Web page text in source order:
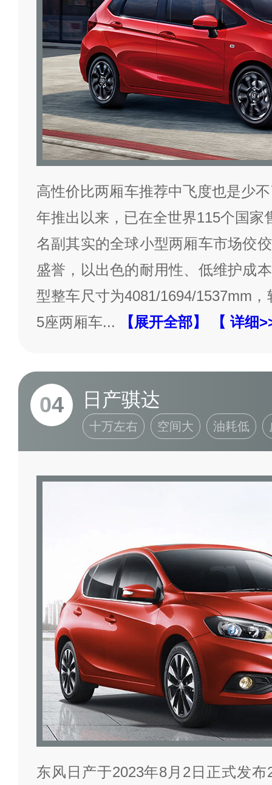
高性价比两厢车推荐中飞度也是少
年推出以来，已在全世界115个国家
名副其实的全球小型两厢车市场佼
盛誉，以出色的耐用性、低维护成
型整车尺寸为4081/1694/1537mm
5座两厢车... 【展开全部】 【 详细
04 日产骐达
十万左右 空间大 油耗低
东风日产于2023年8月2日正式发